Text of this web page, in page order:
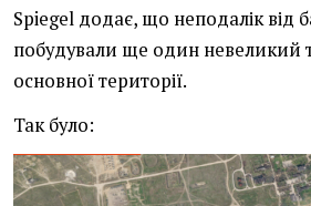
Spiegel додає, що неподалік від
побудували ще один невеликий
основної території.
Так було: